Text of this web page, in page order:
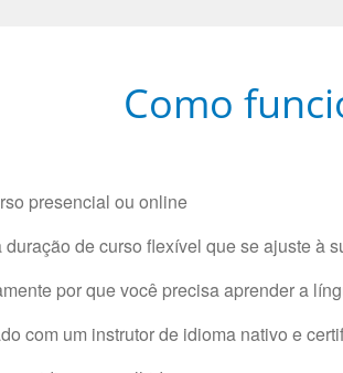
Como
presencial ou online
de curso flexível que se ajuste à
por que você precisa aprender a
com um instrutor de idioma nativo e